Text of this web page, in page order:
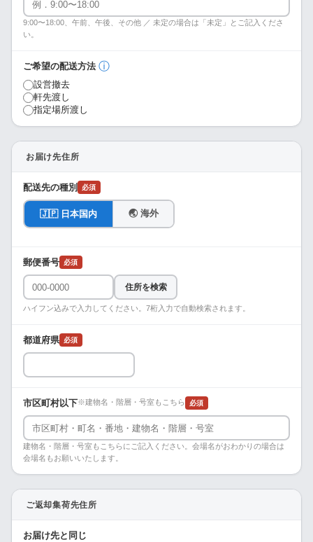
9:00〜18:00、午前、午後、その他 ／ 未定の場合は「未定」とご記入くださ
い。
ご希望の配送方法 ⓘ
設営撤去
軒先渡し
指定場所渡し
お届け先住所
配送先の種別 必須
🇯🇵 日本国内 🌏 海外
郵便番号 必須
住所を検索
ハイフン込みで入力してください。7桁入力で自動検索されます。
都道府県 必須
市区町村以下※建物名・階層・号室もこちら 必須
建物名・階層・号室もこちらにご記入ください。会場名がおわかりの場合は
会場名もお願いいたします。
ご返却集荷先住所
お届け先と同じ